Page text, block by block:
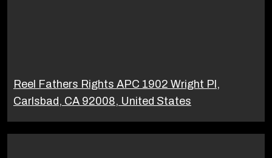
Reel Fathers Rights APC 1902 Wright Pl,
Carlsbad, CA 92008, United States